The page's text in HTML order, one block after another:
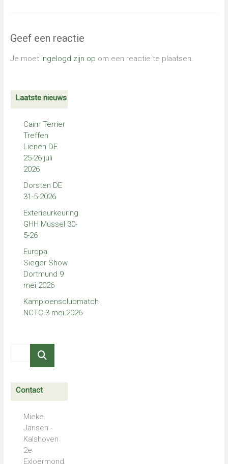
Geef een reactie
Je moet ingelogd zijn op om een reactie te plaatsen.
Laatste nieuws
Cairn Terrier
Treffen
Lienen DE
25-26 juli
2026
Dorsten DE
31-5-2026
Exterieurkeuring
GHH Mussel 30-
5-26
Europa
Sieger Show
Dortmund 9
mei 2026
Kampioensclubmatch
NCTC 3 mei 2026
Contact
Mieke
Jansen -
Kalshoven
2e
Exloërmond,